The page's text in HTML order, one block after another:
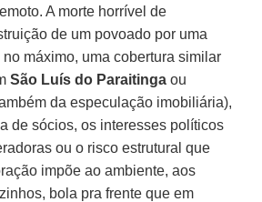
A morte horrível de
de um povoado por uma
máximo, uma cobertura similar
São Luís do Paraitinga ou
da especulação imobiliária),
de sócios, os interesses políticos
ou o risco estrutural que
impõe ao ambiente, aos
bola pra frente que em